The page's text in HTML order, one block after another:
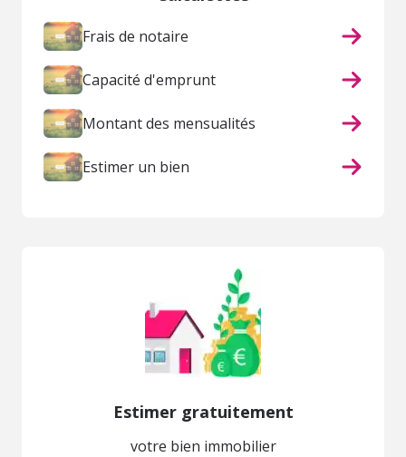
Frais de notaire
Capacité d'emprunt
Montant des mensualités
Estimer un bien
Estimer gratuitement
votre bien immobilier